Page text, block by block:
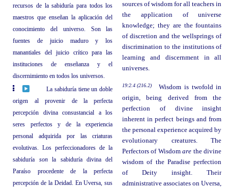
recursos de la sabiduría para todos los
maestros que enseñan la aplicación del
conocimiento del universo. Son las
fuentes de juicio maduro y los
manantiales del juicio crítico para las
instituciones de enseñanza y el
discernimiento en todos los universos.
sources of wisdom for all teachers in
the application of universe
knowledge; they are the fountains
of discretion and the wellsprings of
discrimination to the institutions of
learning and discernment in all
universes.
La sabiduría tiene un doble
origen al provenir de la perfecta
percepción divina consustancial a los
seres perfectos y de la experiencia
personal adquirida por las criaturas
evolutivas. Los perfeccionadores de la
sabiduría sonla sabiduría divina del
Paraíso procedente de la perfecta
percepción de la Deidad. En Uversa, sus
19:2.4 (216.2)
Wisdom is twofold in
origin, being derived from the
perfection of divine insight
inherent in perfect beings and from
the personal experience acquired by
evolutionary creatures. The
Perfectors of Wisdomare the divine
wisdom of the Paradise perfection
of Deity insight. Their
administrative associates on Uversa,